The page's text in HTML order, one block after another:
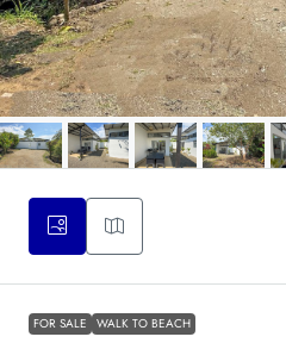
FOR SALE WALK TO BEACH